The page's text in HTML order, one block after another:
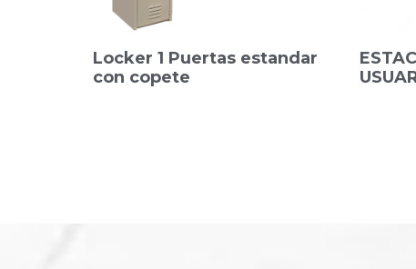
Locker 1 Puertas estandar
con copete